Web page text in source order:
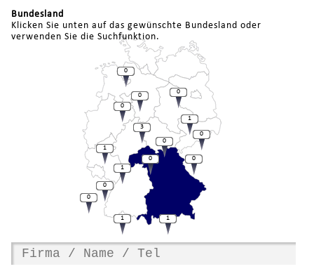
Bundesland
Klicken Sie unten auf das gewünschte Bundesland oder
verwenden Sie die Suchfunktion.
0
0
1
1
0
0
0
0
0
3
0
1
0
1
0
1